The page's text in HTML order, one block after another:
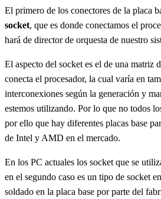
El primero de los conectores de la placa
socket, que es donde conectamos el
hará de director de orquesta de nuestro
El aspecto del socket es el de una matriz
conecta el procesador, la cual varía en
interconexiones según la generación y
estemos utilizando. Por lo que no todos
por ello que hay diferentes placas base
de Intel y AMD en el mercado.
En los PC actuales los socket que se
en el segundo caso es un tipo de socket
soldado en la placa base por parte del